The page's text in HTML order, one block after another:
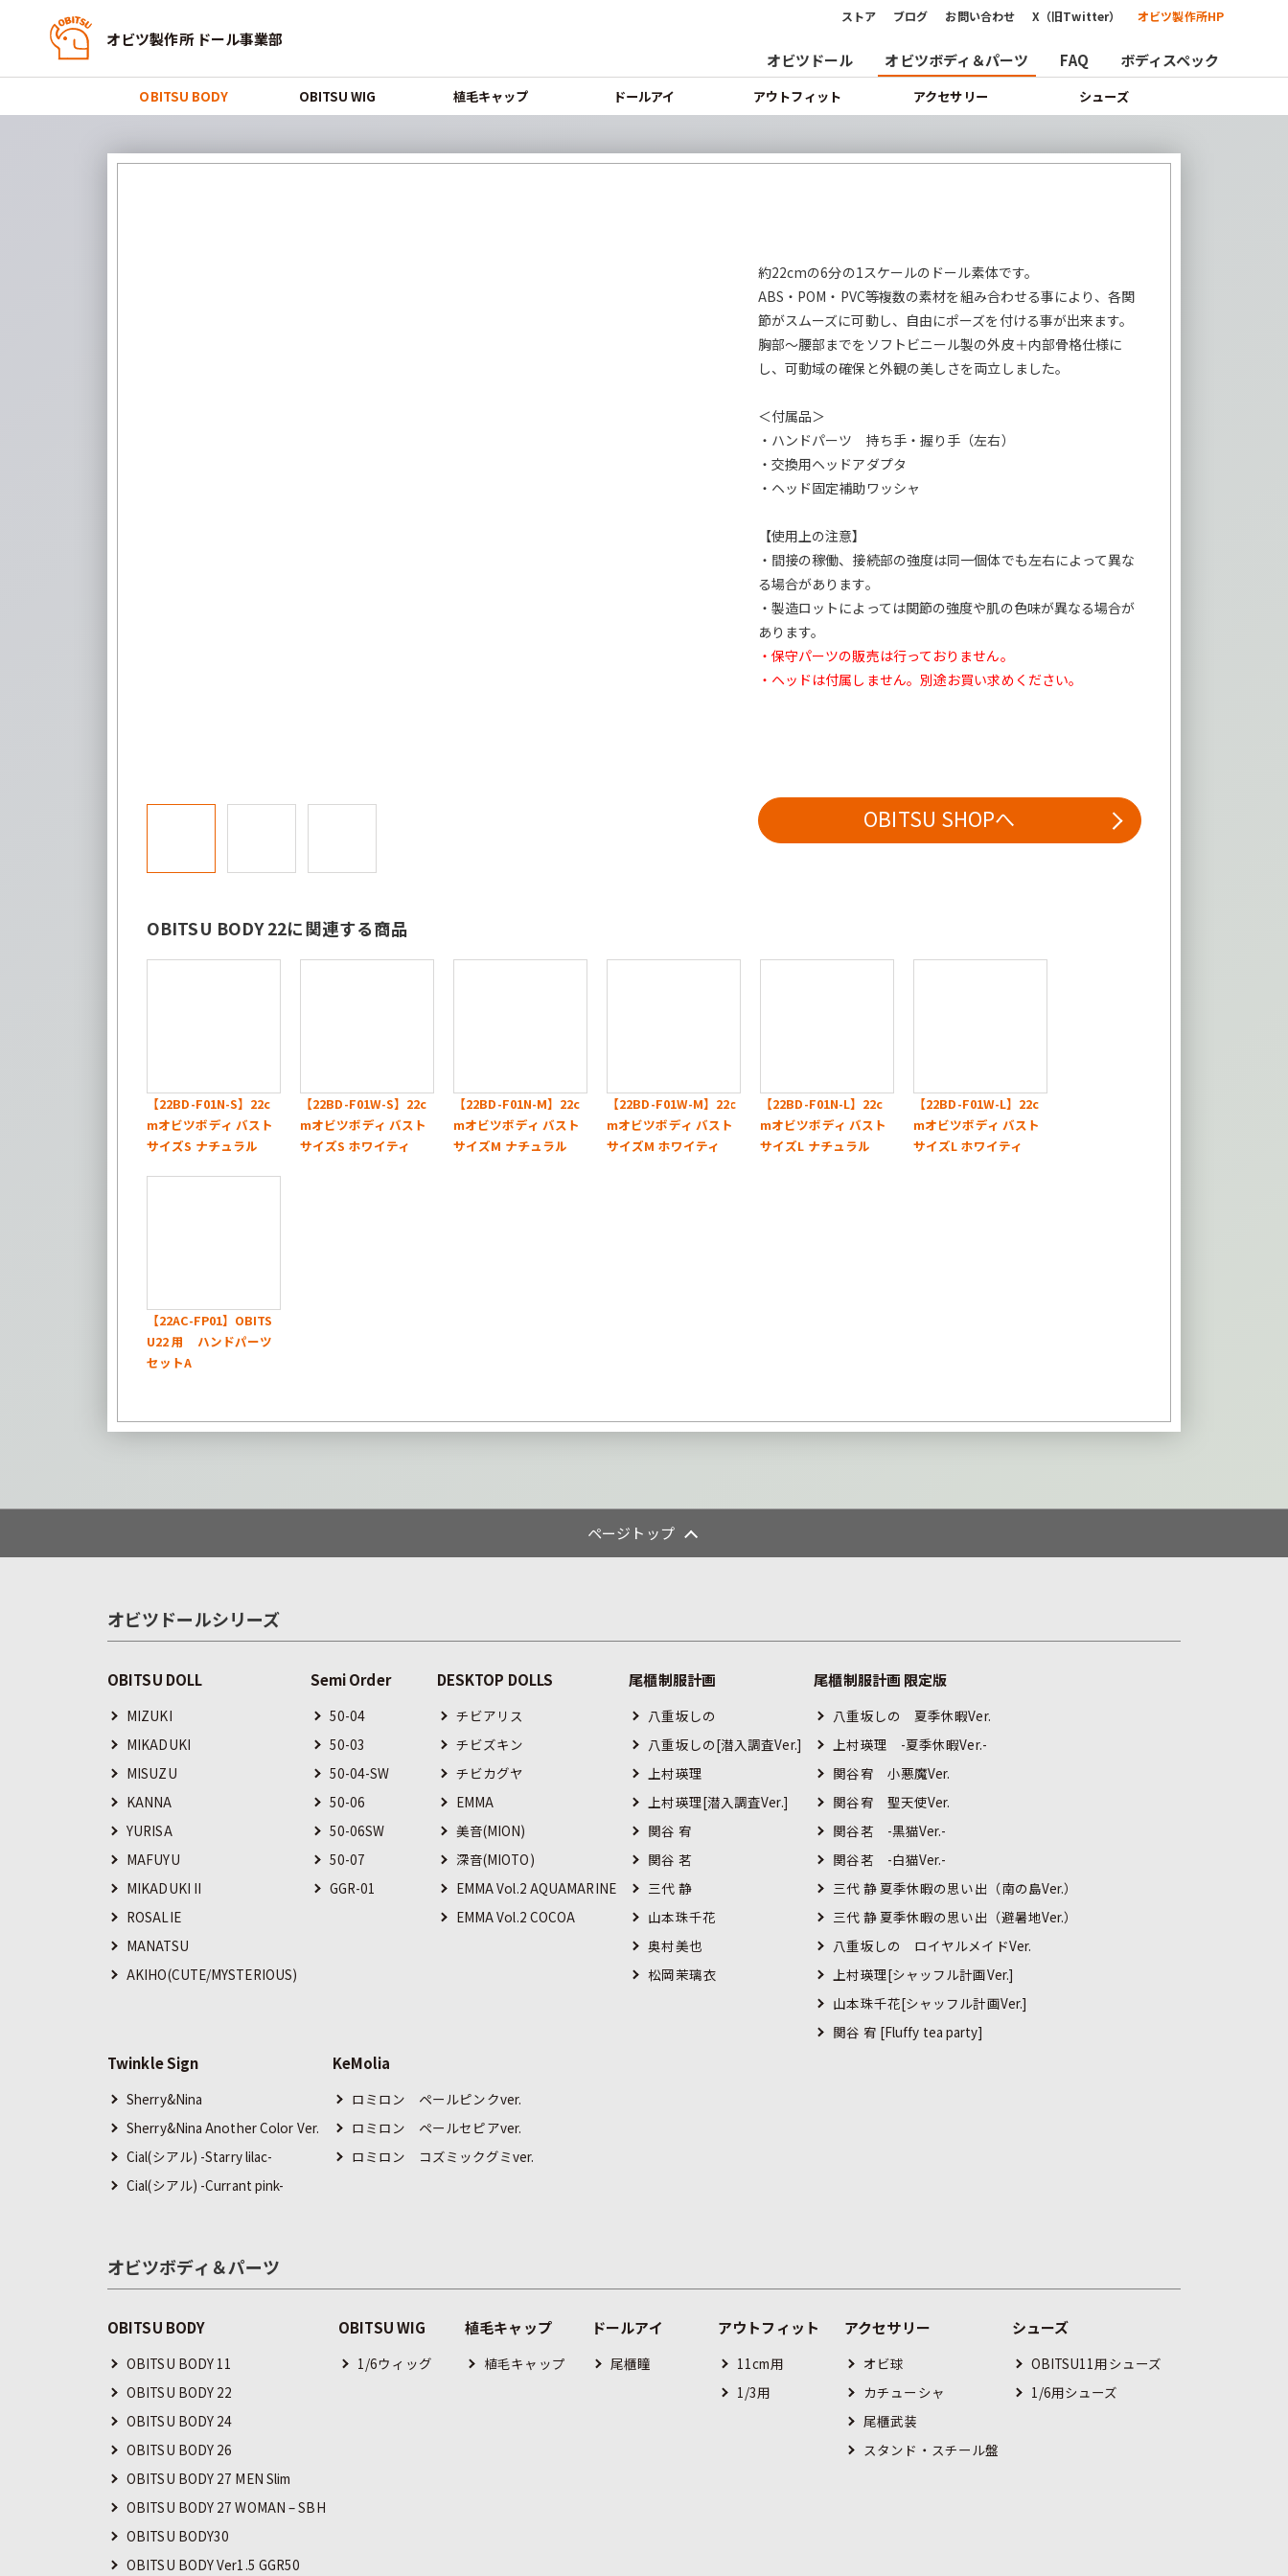
オビツ製作所 ドール事業部
オビツドール
オビツボディ＆パーツ FAQ ボディスペック
ストア ブログ お問い合わせ X（旧Twitter） オビツ製作所HP
OBITSU BODY OBITSU WIG 植毛キャップ ドールアイ アウトフィット アクセサリー シューズ
約22cmの6分の1スケールのドール素体です。
ABS・POM・PVC等複数の素材を組み合わせる事により、各関
節がスムーズに可動し、自由にポーズを付ける事が出来ます。
胸部～腰部までをソフトビニール製の外皮＋内部骨格仕様に
し、可動域の確保と外観の美しさを両立しました。
＜付属品＞
・ハンドパーツ 持ち手・握り手（左右）
・交換用ヘッドアダプタ
・ヘッド固定補助ワッシャ
【使用上の注意】
・間接の稼働、接続部の強度は同一個体でも左右によって異な
る場合があります。
・製造ロットによっては関節の強度や肌の色味が異なる場合が
あります。
・保守パーツの販売は行っておりません。
・ヘッドは付属しません。別途お買い求めください。
OBITSU SHOPへ
OBITSU BODY 22に関連する商品
【22BD-F01N-S】22c
mオビツボディ バスト
サイズS ナチュラル
【22BD-F01W-S】22c
mオビツボディ バスト
サイズS ホワイティ
【22BD-F01N-M】22c
mオビツボディ バスト
サイズM ナチュラル
【22BD-F01W-M】22c
mオビツボディ バスト
サイズM ホワイティ
【22BD-F01N-L】22c
mオビツボディ バスト
サイズL ナチュラル
【22BD-F01W-L】22c
mオビツボディ バスト
サイズL ホワイティ
【22AC-FP01】OBITS
U22 用 ハンドパーツ
セットA
ページトップ
オビツドールシリーズ
OBITSU DOLL
MIZUKI
MIKADUKI
MISUZU
KANNA
YURISA
MAFUYU
MIKADUKI II
ROSALIE
MANATSU
AKIHO(CUTE/MYSTERIOUS)
Semi Order
50-04
50-03
50-04-SW
50-06
50-06SW
50-07
GGR-01
DESKTOP DOLLS
チビアリス
チビズキン
チビカグヤ
EMMA
美音(MION)
深音(MIOTO)
EMMA Vol.2 AQUAMARINE
EMMA Vol.2 COCOA
尾櫃制服計画
八重坂しの
八重坂しの[潜入調査Ver.]
上村瑛理
上村瑛理[潜入調査Ver.]
関谷 宥
関谷 茗
三代 静
山本珠千花
奥村美也
松岡茉璃衣
尾櫃制服計画 限定版
八重坂しの 夏季休暇Ver.
上村瑛理 -夏季休暇Ver.-
関谷宥 小悪魔Ver.
関谷宥 聖天使Ver.
関谷茗 -黒猫Ver.-
関谷茗 -白猫Ver.-
三代 静 夏季休暇の思い出（南の島Ver.）
三代 静 夏季休暇の思い出（避暑地Ver.）
八重坂しの ロイヤルメイドVer.
上村瑛理[シャッフル計画Ver.]
山本珠千花[シャッフル計画Ver.]
関谷 宥 [Fluffy tea party]
Twinkle Sign
Sherry&Nina
Sherry&Nina Another Color Ver.
Cial(シアル) -Starry lilac-
Cial(シアル) -Currant pink-
KeMolia
ロミロン ペールピンクver.
ロミロン ペールセピアver.
ロミロン コズミックグミver.
オビツボディ＆パーツ
OBITSU BODY
OBITSU BODY 11
OBITSU BODY 22
OBITSU BODY 24
OBITSU BODY 26
OBITSU BODY 27 MEN Slim
OBITSU BODY 27 WOMAN – SBH
OBITSU BODY30
OBITSU BODY Ver1.5 GGR50
OBITSU WIG
1/6ウィッグ
植毛キャップ
植毛キャップ
ドールアイ
尾櫃瞳
アウトフィット
11cm用
1/3用
アクセサリー
オビ球
カチューシャ
尾櫃武装
スタンド・スチール盤
シューズ
OBITSU11用シューズ
1/6用シューズ